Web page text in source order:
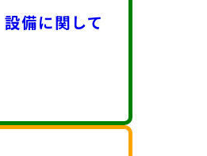
備に関して